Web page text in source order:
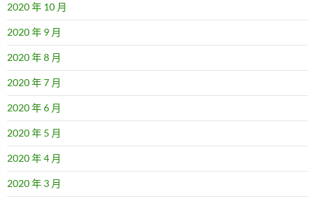
2020 年 10 月
2020 年 9 月
2020 年 8 月
2020 年 7 月
2020 年 6 月
2020 年 5 月
2020 年 4 月
2020 年 3 月